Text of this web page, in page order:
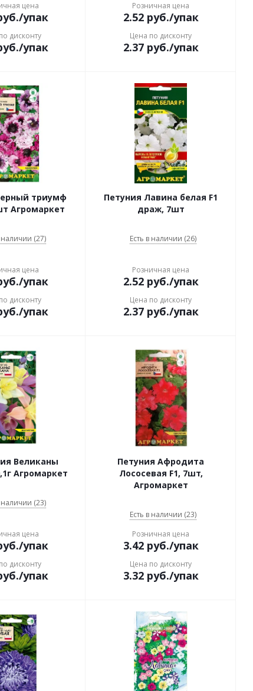
цена
/упак
дисконту
/упак
Розничная цена
2.52руб./упак
Цена по дисконту
2.37руб./упак
триумф
Агромаркет
наличии (27)
цена
/упак
дисконту
/упак
Петуния Лавина белая F1
драж, 7шт
Есть в наличии (26)
Розничная цена
2.52руб./упак
Цена по дисконту
2.37руб./упак
Великаны
Агромаркет
наличии (23)
цена
/упак
дисконту
/упак
Петуния Афродита
Лососевая F1, 7шт,
Агромаркет
Есть в наличии (23)
Розничная цена
3.42руб./упак
Цена по дисконту
3.32руб./упак